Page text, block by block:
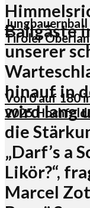
Tiroler
Von 0 auf 180
2025
Ballgäste
unserer
hinauf in
wird lang
die
„Darf’s a
Likör?“,
Marcel